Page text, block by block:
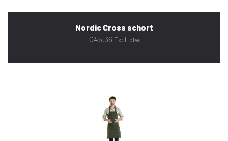
Nordic Cross schort
€45,36 Excl. btw.